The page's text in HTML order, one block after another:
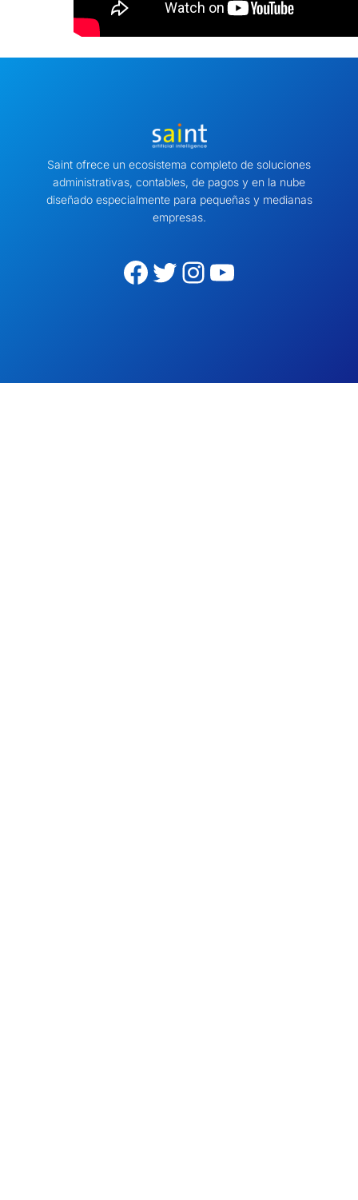
Saint ofrece un ecosistema completo de soluciones
administrativas, contables, de pagos y en la nube
diseñado especialmente para pequeñas y medianas
empresas.
Facebook Twitter Instagram YouTube